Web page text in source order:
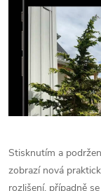
Stisknutím a
zobrazí nová
rozlišení, případně